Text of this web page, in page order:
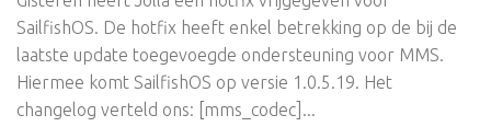
SailfishOS. De hotfix heeft enkel betrekking op de bij de
laatste update toegevoegde ondersteuning voor MMS.
Hiermee komt SailfishOS op versie 1.0.5.19. Het
changelog verteld ons: [mms_codec]...